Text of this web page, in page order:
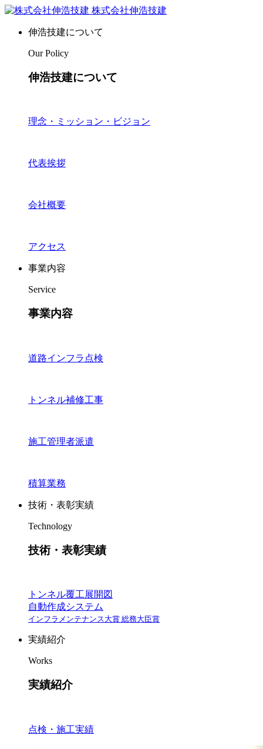
株式会社伸浩技建
伸浩技建について
Our Policy
伸浩技建について
理念・ミッション・ビジョン
代表挨拶
会社概要
アクセス
事業内容
Service
事業内容
道路インフラ点検
トンネル補修工事
施工管理者派遣
積算業務
技術・表彰実績
Technology
技術・表彰実績
トンネル覆工展開図
自動作成システム
インフラメンテナンス大賞 総務大臣賞
実績紹介
Works
実績紹介
点検・施工実績